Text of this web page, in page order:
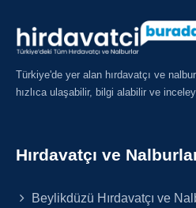
Türkiye'de yer alan hırdavatçı ve
hızlıca ulaşabilir, bilgi alabilir ve
Hırdavatçı ve
Beylikdüzü Hırdavatçı ve